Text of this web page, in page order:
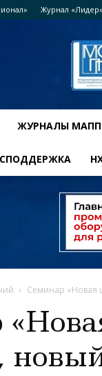
Журнал «Лидер»
ЖУРНАЛЫ МАПП
Семинар «Новая